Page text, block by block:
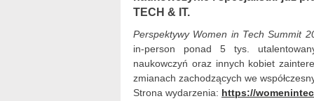
TECH & IT.
Perspektywy Women in Tech Summit
in-person ponad 5 tys.
naukowczyń oraz innych kobiet
zmianach zachodzących we
Strona wydarzenia: https://